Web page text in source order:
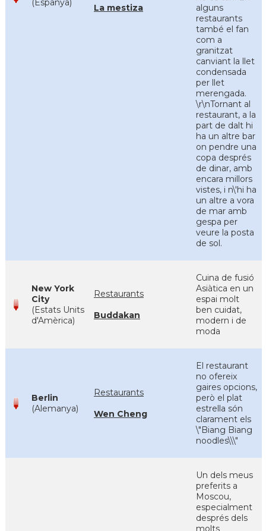
(Espanya)
La mestiza
alguns
restaurants
també el fan
com a
granitzat
canviant la llet
condensada
per llet
merengada.
\r\nTornant al
restaurant, a la
part de dalt hi
ha un altre bar
on pendre una
copa després
de dinar, amb
encara millors
vistes, i n\'hi ha
un altre a vora
de mar amb
gespa per
veure la posta
de sol.
New York
City
(Estats Units
d'Amèrica)
Restaurants
Buddakan
Cuina de fusió
Asiàtica en un
espai molt
ben cuidat,
modern i de
moda
Berlin
(Alemanya)
Restaurants
Wen Cheng
El restaurant
no ofereix
gaires opcions,
però el plat
estrella són
clarament els
\"Biang Biang
noodles\\\"
Un dels meus
preferits a
Moscou,
especialment
després dels
molts